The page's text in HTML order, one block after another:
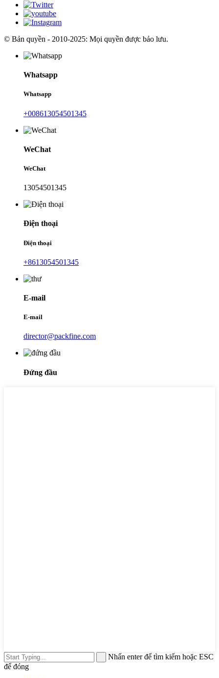
© Bản quyền - 2010-2025: Mọi quyền được bảo lưu.
Whatsapp
Whatsapp
+008613054501345
WeChat
WeChat
13054501345
Điện thoại
Điện thoại
+8613054501345
E-mail
E-mail
director@packfine.com
Đứng đầu
Nhấn enter để tìm kiếm hoặc ESC
để đóng